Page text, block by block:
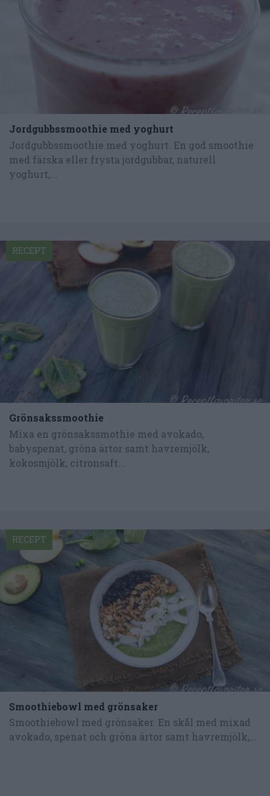
Jordgubbssmoothie med yoghurt
Jordgubbssmoothie med yoghurt. En god smoothie
med färska eller frysta jordgubbar, naturell
yoghurt,...
Grönsakssmoothie
Mixa en grönsakssmothie med avokado,
babyspenat, gröna ärtor samt havremjölk,
kokosmjölk, citronsaft...
RECEPT
Smoothiebowl med grönsaker
Smoothiebowl med grönsaker. En skål med mixad
avokado, spenat och gröna ärtor samt havremjölk,...
RECEPT